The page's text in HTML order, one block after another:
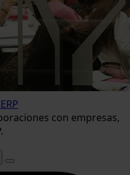
con empresas,